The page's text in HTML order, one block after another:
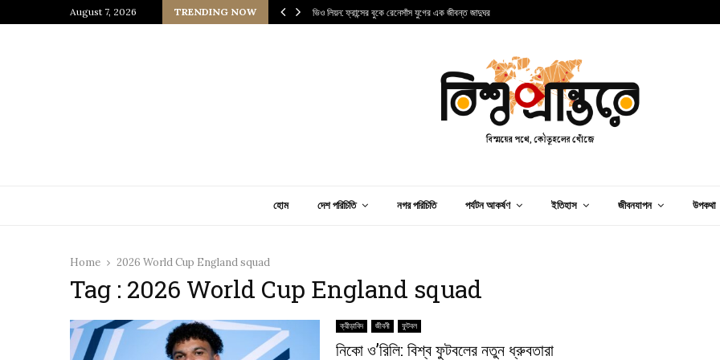
August 7, 2026 TRENDING NOW
জাপানি আধ্যাত্মিকতার ছোঁয়া ভিও লিয়ন: ফ্রান্সের বুকে রেনেসাঁস যুগের এক জীবন্ত জাদুঘর
হোম দেশ পরিচিতি নগর পরিচিতি পর্যটন আকর্ষণ ইতিহাস জীবনযাপন উপকথা
Home 2026 World Cup England squad
Tag : 2026 World Cup England squad
ক্রীড়াবিদ জীবনী ফুটবল
নিকো ও’রিলি: বিশ্ব ফুটবলের নতুন ধ্রুবতারা